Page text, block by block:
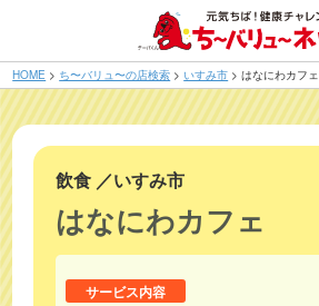
HOME > ち〜バリュ〜の店検索 >いすみ市 >はなにわカフェ
飲食 ／いすみ市
はなにわカフェ
サービス内容